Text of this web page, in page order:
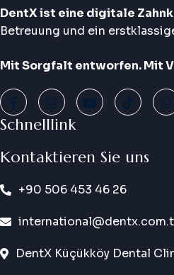
DentX ist eine digitale
Betreuung und ein
Mit Sorgfalt entworfen. Mit
Schnelllink
Kontaktieren Sie uns
+90 506 453 46 26
DentX Küçükköy Dental